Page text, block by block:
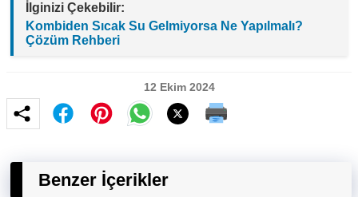
İlginizi Çekebilir:
Kombiden Sıcak Su Gelmiyorsa Ne Yapılmalı?
Çözüm Rehberi
12 Ekim 2024
Benzer İçerikler